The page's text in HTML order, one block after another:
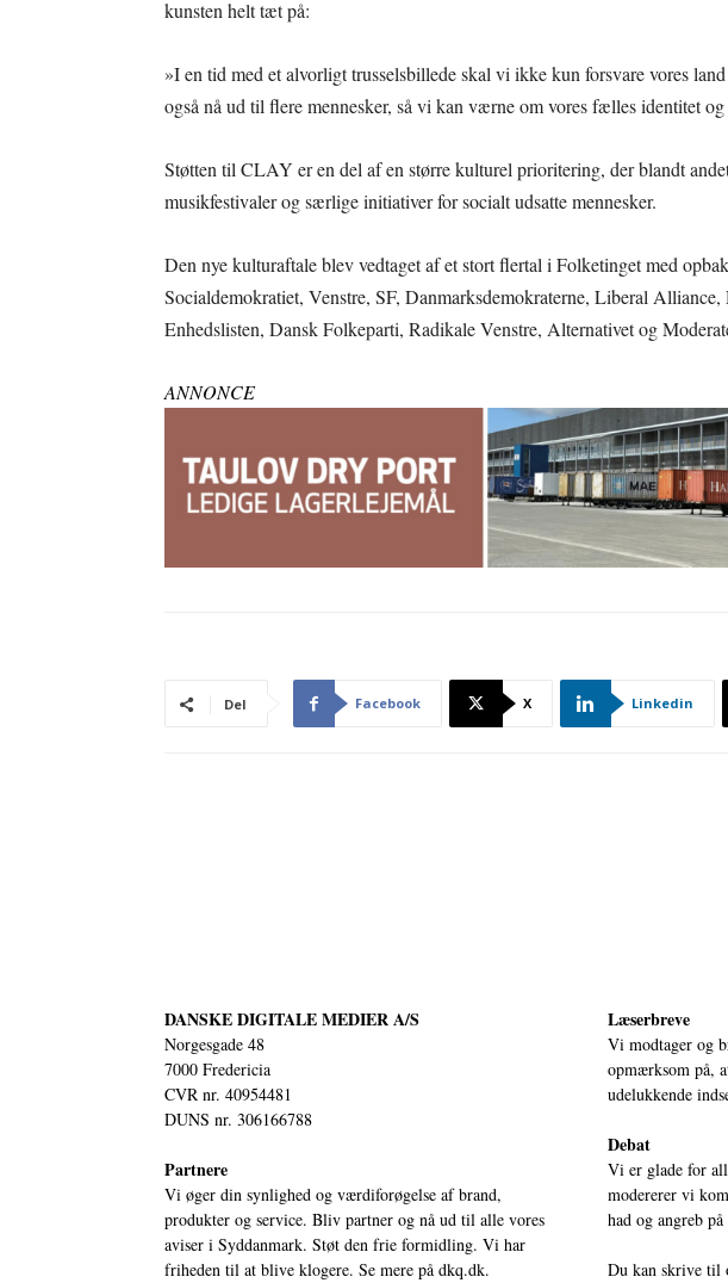
kunsten helt tæt på:
»I en tid med et alvorligt trusselsbillede skal vi ikke kun forsvare vores
også nå ud til flere mennesker, så vi kan værne om vores fælles identitet
Støtten til CLAY er en del af en større kulturel prioritering, der blandt
musikfestivaler og særlige initiativer for socialt udsatte mennesker.
Den nye kulturaftale blev vedtaget af et stort flertal i Folketinget med
Socialdemokratiet, Venstre, SF, Danmarksdemokraterne, Liberal
Enhedslisten, Dansk Folkeparti, Radikale Venstre, Alternativet og
ANNONCE
Del Facebook X Linkedin
DANSKE DIGITALE MEDIER A/S
Norgesgade 48
7000 Fredericia
CVR nr. 40954481
DUNS nr. 306166788
Partnere
Vi øger din synlighed og værdiforøgelse af brand,
produkter og service. Bliv partner og nå ud til alle vores
aviser i Syddanmark. Støt den frie formidling. Vi har
friheden til at blive klogere. Se mere på dkq.dk.
Læserbreve
Vi modtager og
opmærksom på,
udelukkende
Debat
Vi er glade for
modererer vi
had og angreb
Du kan skrive til